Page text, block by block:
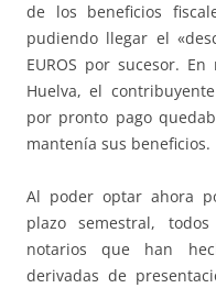
de los beneficios
pudiendo llegar el
EUROS por sucesor.
Huelva, el
por pronto pago
mantenía sus beneficios.
Al poder optar ahora
plazo semestral,
notarios que han
derivadas de